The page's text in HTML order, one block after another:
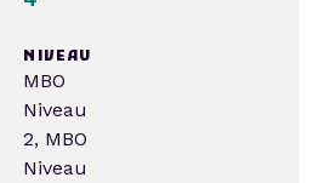
NIVEAU
MBO
Niveau
2, MBO
Niveau